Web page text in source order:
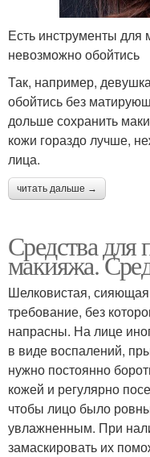
Есть инструменты для
невозможно обойтись
Так, например,
обойтись без
дольше сохранить
кожи гораздо лучше,
лица.
читать дальше →
Средства для
макияжа.
Шелковистая,
требование, без
напрасны. На лице
в виде воспалений,
нужно постоянно
кожей и регулярно
чтобы лицо было
увлажненным. При
замаскировать их